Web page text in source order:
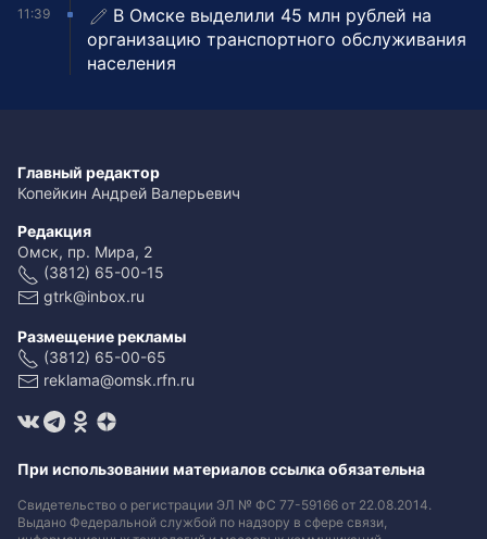
11:39
В Омске выделили 45 млн рублей на
организацию транспортного обслуживания
населения
Главный редактор
Копейкин Андрей Валерьевич
Редакция
Омск, пр. Мира, 2
(3812) 65-00-15
gtrk@inbox.ru
Размещение рекламы
(3812) 65-00-65
reklama@omsk.rfn.ru
При использовании материалов ссылка обязательна
Свидетельство о регистрации ЭЛ № ФС 77-59166 от 22.08.2014.
Выдано Федеральной службой по надзору в сфере связи,